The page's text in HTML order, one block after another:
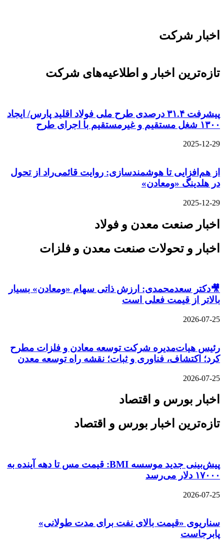
اخبار شرکت
تازه‌ترین اخبار و اطلاعیه‌های شرکت
پیشرفت ۳۱.۴ درصدی طرح ملی فولاد اقلید پارس/ ایجاد
۱۳۰۰ شغل مستقیم و غیرمستقیم با اجرای طرح
2025-12-29
از هم‌افزایی تا هوشمندسازی: روایت قائمی‌راد از تحول
در هلدینگ «ومعادن»
2025-12-29
اخبار صنعت معدن و فولاد
اخبار و تحولات صنعت معدن و فلزات
🎥دکتر سعدمحمدی: ارزش ذاتی سهام «ومعادن» بسیار
بالاتر از قیمت فعلی است
2026-07-25
رئیس هیات‌مدیره شرکت توسعه معادن و فلزات مطرح
کرد؛ اکتشاف، فناوری و ثبات؛ نقشه راه توسعه معدن
2026-07-25
اخبار بورس و اقتصاد
تازه‌ترین اخبار بورس و اقتصاد
پیش‌بینی جدید موسسه BMI: قیمت مس تا دهه آینده به
۱۷۰۰۰ دلار می‌رسد
2026-07-25
سناریوی «قیمت بالای نفت برای مدت طولانی»
پابرجاست